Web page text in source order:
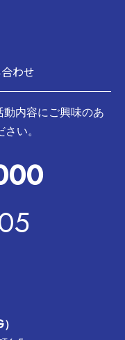
わせ
動内容にご興味のあ
い。